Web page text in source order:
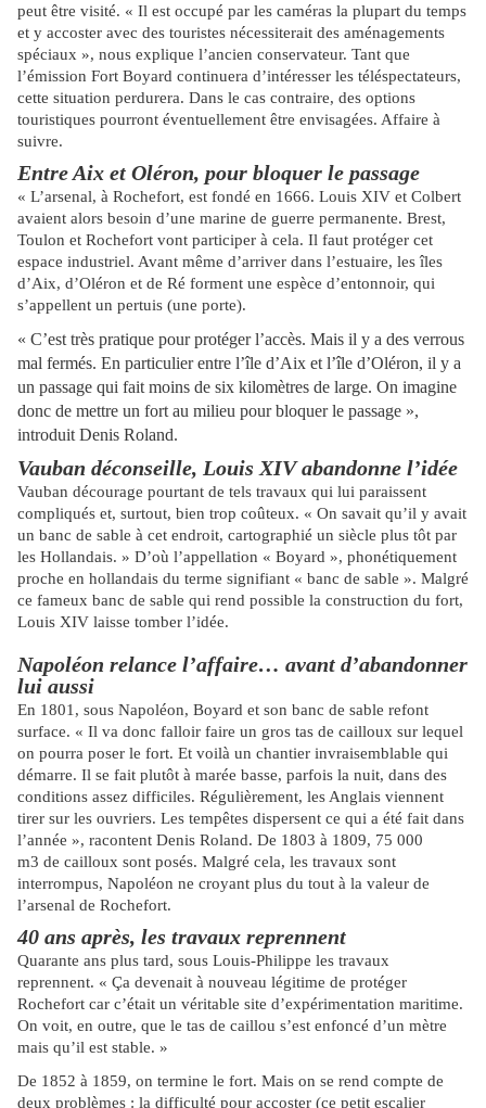
peut être visité. « Il est occupé par les caméras la plupart du temps
et y accoster avec des touristes nécessiterait des aménagements
spéciaux », nous explique l’ancien conservateur. Tant que
l’émission Fort Boyard continuera d’intéresser les téléspectateurs,
cette situation perdurera. Dans le cas contraire, des options
touristiques pourront éventuellement être envisagées. Affaire à
suivre.
Entre Aix et Oléron, pour bloquer le passage
« L’arsenal, à Rochefort, est fondé en 1666. Louis XIV et Colbert
avaient alors besoin d’une marine de guerre permanente. Brest,
Toulon et Rochefort vont participer à cela. Il faut protéger cet
espace industriel. Avant même d’arriver dans l’estuaire, les îles
d’Aix, d’Oléron et de Ré forment une espèce d’entonnoir, qui
s’appellent un pertuis (une porte).
« C’est très pratique pour protéger l’accès. Mais il y a des verrous
mal fermés. En particulier entre l’île d’Aix et l’île d’Oléron, il y a
un passage qui fait moins de six kilomètres de large. On imagine
donc de mettre un fort au milieu pour bloquer le passage »,
introduit Denis Roland.
Vauban déconseille, Louis XIV abandonne l’idée
Vauban décourage pourtant de tels travaux qui lui paraissent
compliqués et, surtout, bien trop coûteux. « On savait qu’il y avait
un banc de sable à cet endroit, cartographié un siècle plus tôt par
les Hollandais. » D’où l’appellation « Boyard », phonétiquement
proche en hollandais du terme signifiant « banc de sable ». Malgré
ce fameux banc de sable qui rend possible la construction du fort,
Louis XIV laisse tomber l’idée.
Napoléon relance l’affaire… avant d’abandonner
lui aussi
En 1801, sous Napoléon, Boyard et son banc de sable refont
surface. « Il va donc falloir faire un gros tas de cailloux sur lequel
on pourra poser le fort. Et voilà un chantier invraisemblable qui
démarre. Il se fait plutôt à marée basse, parfois la nuit, dans des
conditions assez difficiles. Régulièrement, les Anglais viennent
tirer sur les ouvriers. Les tempêtes dispersent ce qui a été fait dans
l’année », racontent Denis Roland. De 1803 à 1809, 75 000
m3 de cailloux sont posés. Malgré cela, les travaux sont
interrompus, Napoléon ne croyant plus du tout à la valeur de
l’arsenal de Rochefort.
40 ans après, les travaux reprennent
Quarante ans plus tard, sous Louis-Philippe les travaux
reprennent. « Ça devenait à nouveau légitime de protéger
Rochefort car c’était un véritable site d’expérimentation maritime.
On voit, en outre, que le tas de caillou s’est enfoncé d’un mètre
mais qu’il est stable. »
De 1852 à 1859, on termine le fort. Mais on se rend compte de
deux problèmes : la difficulté pour accoster (ce petit escalier